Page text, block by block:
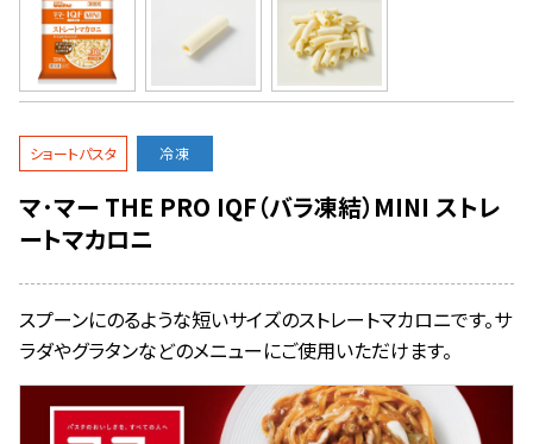
ショートパスタ 冷凍
マ･マー THE PRO IQF（バラ凍結）MINI ストレ
ートマカロニ
スプーンにのるような短いサイズのストレートマカロニです。サ
ラダやグラタンなどのメニューにご使用いただけます。